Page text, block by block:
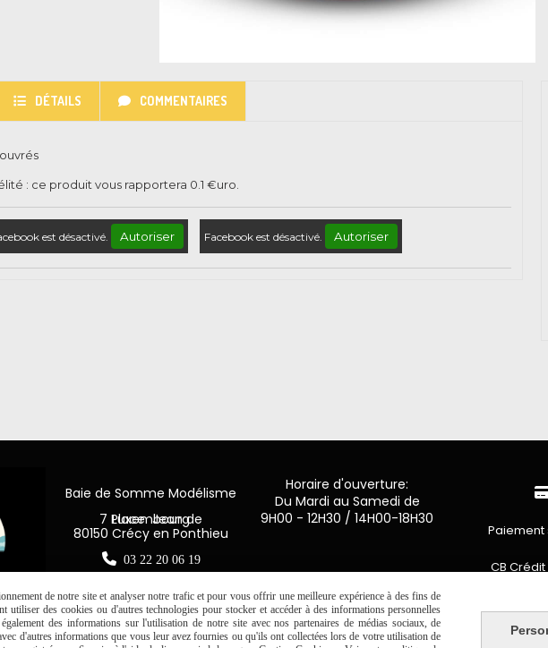
DÉTAILS COMMENTAIRES
: ce produit vous rapportera 0.1 €uro.
est désactivé. Autoriser Facebook est désactivé. Autoriser
Baie de Somme Modélisme
7 Place Jean de Luxembourg
80150 Crécy en Ponthieu
 03 22 20 06 19
Horaire d'ouverture:
Du Mardi au Samedi de
9H00 - 12H30 / 14H00-18H30
Paiement
CB
de notre site et analyser notre trafic et pour vous offrir une meilleure expérience à des fins de
utiliser des cookies ou d'autres technologies pour stocker et accéder à des informations personnelles
des informations sur l'utilisation de notre site avec nos partenaires de médias sociaux, de
d'autres informations que vous leur avez fournies ou qu'ils ont collectées lors de votre utilisation de